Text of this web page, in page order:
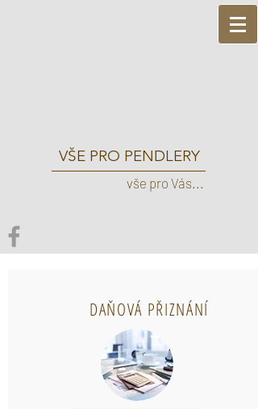
VŠE PRO PENDLERY
vše pro Vás...
DAŇOVÁ PŘIZNÁNÍ